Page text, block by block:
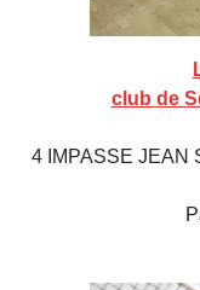
club de
4 IMPASSE JEAN